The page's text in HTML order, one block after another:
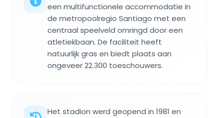
een multifunctionele accommodatie in
de metropoolregio Santiago met een
centraal speelveld omringd door een
atletiekbaan. De faciliteit heeft
natuurlijk gras en biedt plaats aan
ongeveer 22.300 toeschouwers.
Het stadion werd geopend in 1981 en